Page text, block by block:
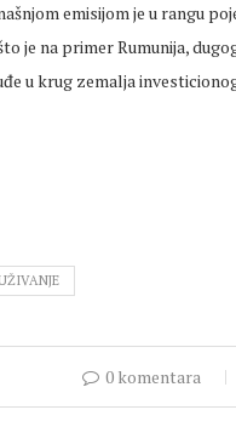
emisijom je u rangu
je na primer Rumunija,
u krug zemalja
0 komentara